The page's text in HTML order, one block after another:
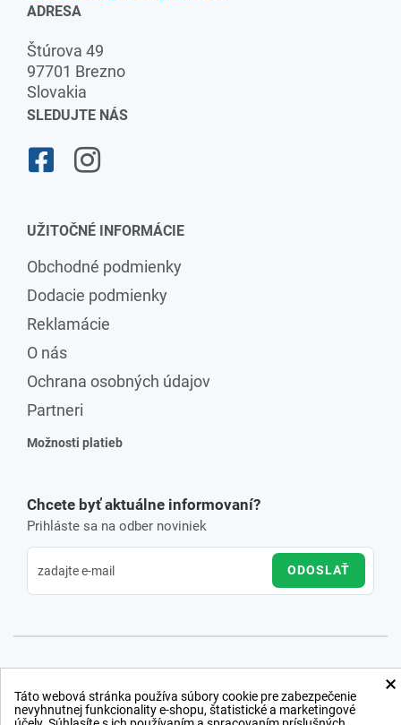
ADRESA
Štúrova 49
97701 Brezno
Slovakia
SLEDUJTE NÁS
UŽITOČNÉ INFORMÁCIE
Obchodné podmienky
Dodacie podmienky
Reklamácie
O nás
Ochrana osobných údajov
Partneri
Možnosti platieb
Chcete byť aktuálne informovaní?
Prihláste sa na odber noviniek
ODOSLAŤ
×
Táto webová stránka používa súbory cookie pre zabezpečenie
nevyhnutnej funkcionality e-shopu, štatistické a marketingové